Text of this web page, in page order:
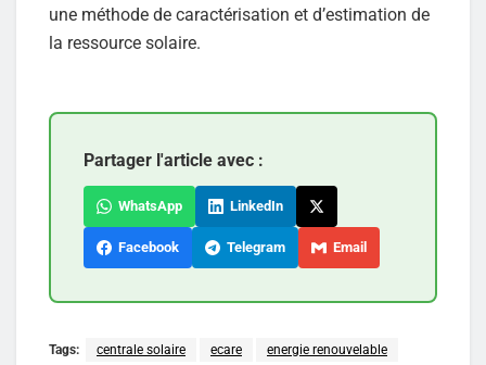
une méthode de caractérisation et d’estimation de
la ressource solaire.
Partager l'article avec :
WhatsApp LinkedIn
Facebook Telegram Email
Tags: centrale solaire ecare energie renouvelable